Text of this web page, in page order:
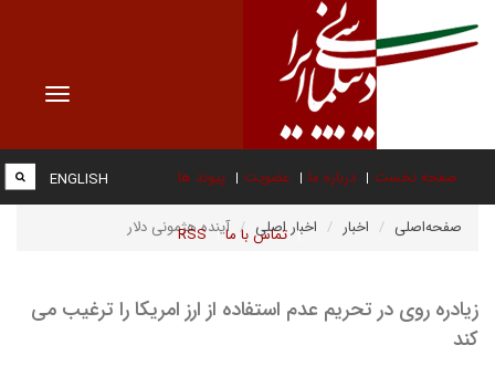
Toggle
صفحه نخست درباره ما عضویت پیوند ها
تماس با ما RSS
ENGLISH
صفحه‌اصلی اخبار اخبار اصلی آینده هژمونی دلار
زیادره روی در تحریم عدم استفاده از ارز امریکا را ترغیب می
کند